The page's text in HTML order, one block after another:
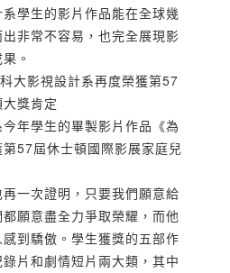
學生的影片作品能在全球幾
非常不容易，也完全展現影
。
年學生的畢製影片作品《為
57屆休士頓國際影展家庭兒
一次證明，只要我們願意給
願意盡全力爭取榮耀，而他
到驕傲。學生獲獎的五部作
片和劇情短片兩大類，其中